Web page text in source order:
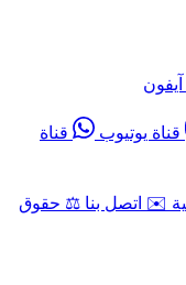
قناة يوتيوب
قناة
✉️ اتصل بنا ⚖️ حقوق